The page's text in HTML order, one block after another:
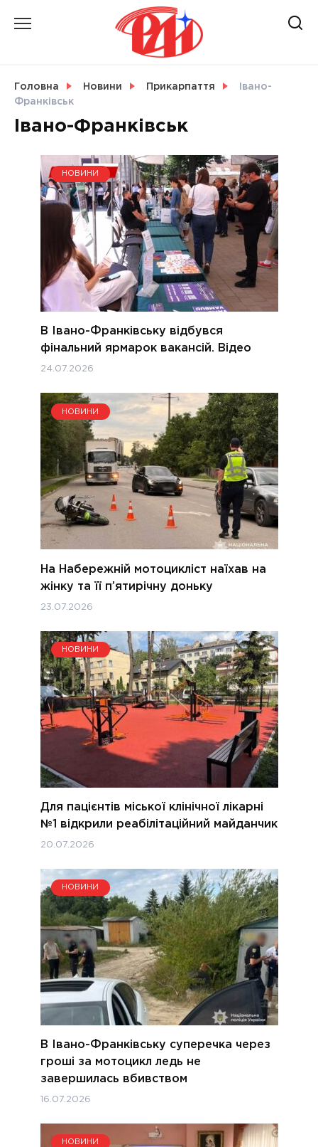
СВІТ
УКРАЇНА
Головна Новини Прикарпаття
Івано-
Франківськ
Івано-Франківськ
НОВИНИ
В Івано-Франківську відбувся
фінальний ярмарок вакансій. Відео
24.07.2026
НОВИНИ
На Набережній мотоцикліст наїхав на
жінку та її п’ятирічну доньку
23.07.2026
НОВИНИ
Для пацієнтів міської клінічної лікарні
№1 відкрили реабілітаційний майданчик
20.07.2026
НОВИНИ
В Івано-Франківську суперечка через
гроші за мотоцикл ледь не
завершилась вбивством
16.07.2026
НОВИНИ